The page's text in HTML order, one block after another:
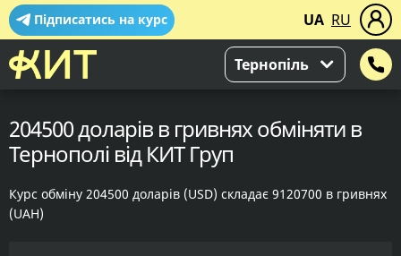
Підписатись на курс UA RU
Тернопіль
204500 доларів в гривнях обміняти в
Тернополі від КИТ Груп
Курс обміну 204500 доларів (USD) складає 9120700 в гривнях
(UAH)